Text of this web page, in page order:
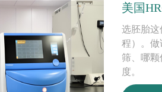
美国
选胚胎这
程）。
筛、哪颗
度。